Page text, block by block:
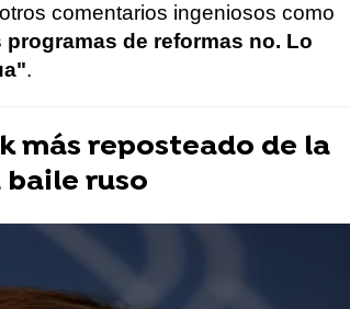
comentarios ingeniosos como
de reformas no. Lo
.
más reposteado de la
ruso